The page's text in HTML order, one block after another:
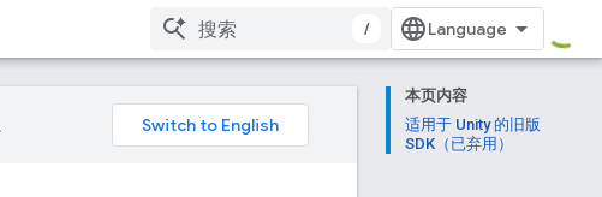
/
本页内容
适用于 Unity 的旧版
SDK（已弃用）